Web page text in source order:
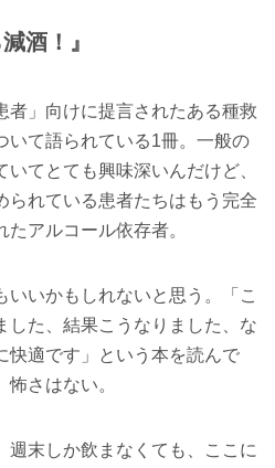
酒！』
者」向けに提言されたある種救
いて語られている1冊。一般の
てとても興味深いんだけど、
られている患者たちはもう完全
アルコール依存者。
いいかもしれないと思う。「こ
した、結果こうなりました、な
快適です」という本を読んで
さはない。
週末しか飲まなくても、ここに